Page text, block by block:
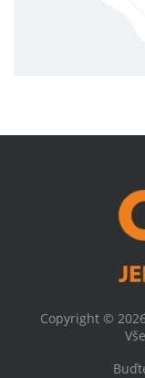
Copyright ©